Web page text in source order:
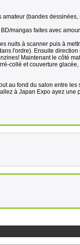
(bandes dessinées,
mangas faites avec
nuits à scanner puis à
l'ordre). Ensuite direction
Maintenant le côté
collé et couverture
au fond du salon entre les
à Japan Expo ayez une